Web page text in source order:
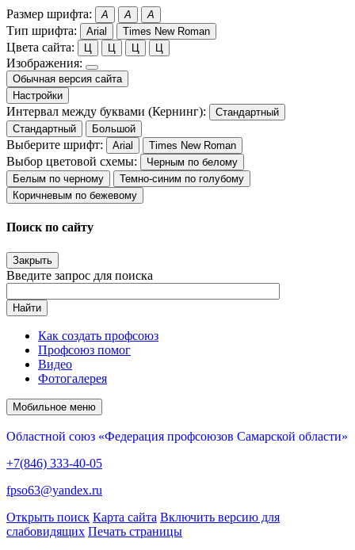
Размер шрифта: A A A
Тип шрифта: Arial Times New Roman
Цвета сайта: Ц Ц Ц Ц
Изображения:
Обычная версия сайта
Настройки
Интервал между буквами (Кернинг):
Стандартный
Стандартный
Большой
Выберите шрифт: Arial Times New Roman
Выбор цветовой схемы:
Черным по белому
Белым по черному
Темно-синим по голубому
Коричневым по бежевому
Поиск по сайту
Закрыть
Введите запрос для поиска
Найти
Как создать профсоюз
Профсоюз помог
Видео
Фотогалерея
Мобильное меню
Областной союз «Федерация профсоюзов Самарской области»
+7(846) 333-40-05
fpso63@yandex.ru
Открыть поиск Карта сайта Включить версию для
слабовидящих Печать страницы